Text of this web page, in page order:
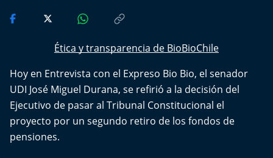
Retropop
De Plato en Plato
Los Inestables
Más de 100 Días
Tu Mereces Ser Feliz
Ética y transparencia de BioBioChile
Hoy en Entrevista con el Expreso Bio Bio, el senador
UDI José Miguel Durana, se refirió a la decisión del
Ejecutivo de pasar al Tribunal Constitucional el
proyecto por un segundo retiro de los fondos de
pensiones.